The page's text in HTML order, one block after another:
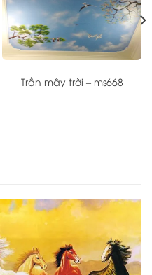
Trần mây trời – ms668